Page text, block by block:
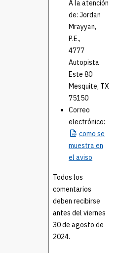
A la atención
de: Jordan
Mrayyan,
P.E.,
4777
Autopista
Este 80
Mesquite, TX
75150
Correo
electrónico:
como se
muestra en
el aviso
Todos los
comentarios
deben recibirse
antes del viernes
30 de agosto de
2024.